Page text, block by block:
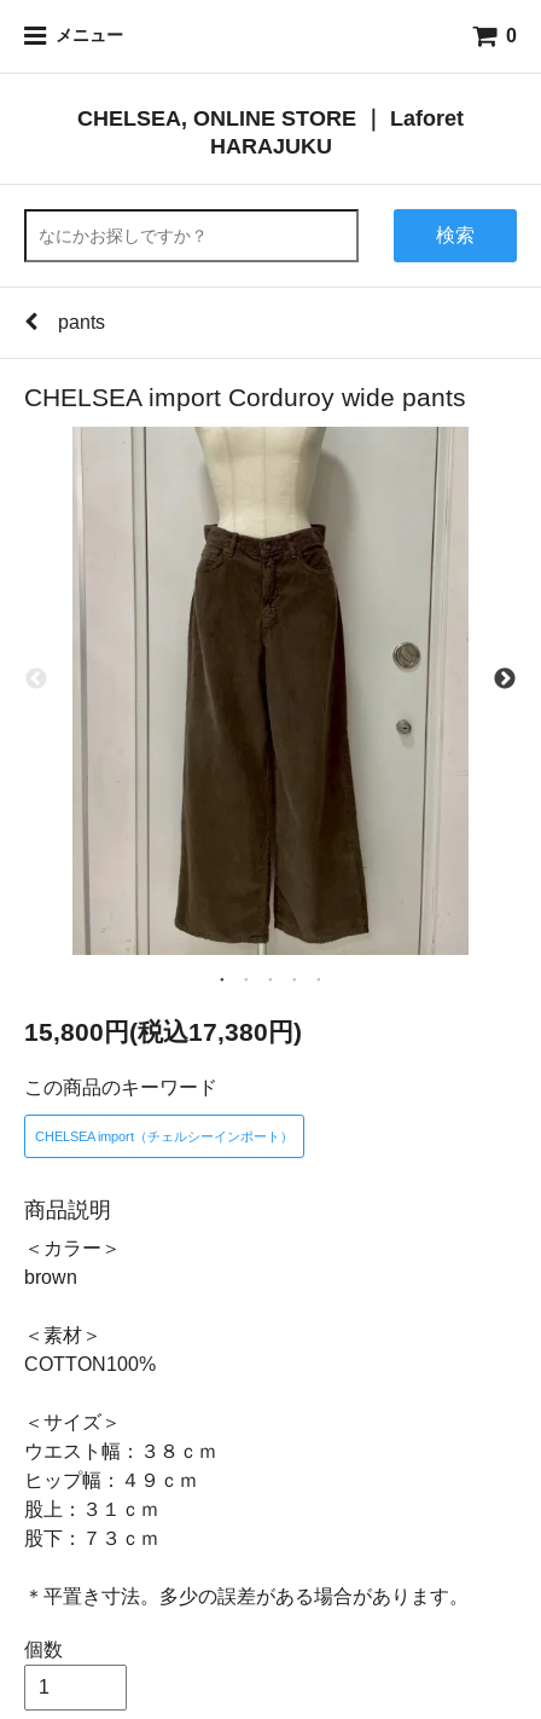
メニュー 0
CHELSEA, ONLINE STORE ｜ Laforet
HARAJUKU
検索
pants
CHELSEA import Corduroy wide pants
15,800円(税込17,380円)
この商品のキーワード
CHELSEA import（チェルシーインポート）
商品説明
＜カラー＞
brown
＜素材＞
COTTON100%
＜サイズ＞
ウエスト幅：３８ｃｍ
ヒップ幅：４９ｃｍ
股上：３１ｃｍ
股下：７３ｃｍ
＊平置き寸法。多少の誤差がある場合があります。
個数